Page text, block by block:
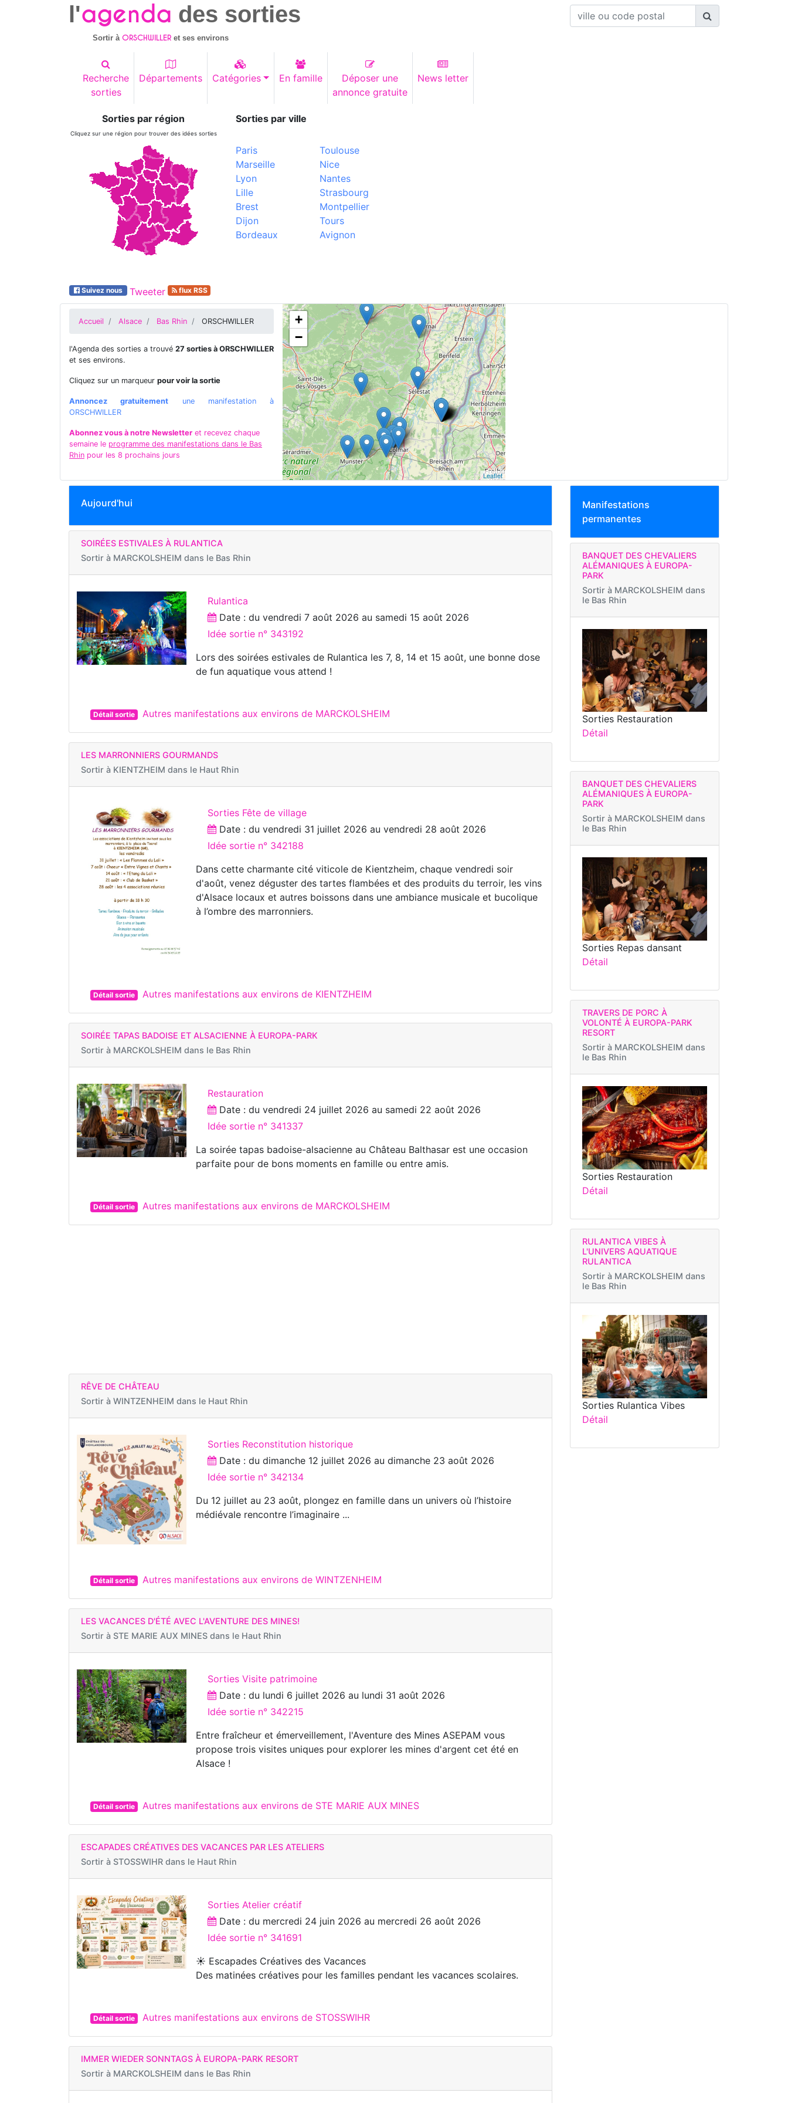
l'agenda des sorties
Sortir àORSCHWILLER et ses environs
Recherche
sorties
Départements Catégories En famille
Déposer une
annonce gratuite
News letter
Sorties par région
Cliquez sur une région pour trouver des idées sorties
Sorties par ville
Paris
Marseille
Lyon
Lille
Brest
Dijon
Bordeaux
Toulouse
Nice
Nantes
Strasbourg
Montpellier
Tours
Avignon
Suivez nous Tweeter flux RSS
Accueil Alsace Bas Rhin ORSCHWILLER
l'Agenda des sorties a trouvé 27 sorties à ORSCHWILLER
et ses environs.
Cliquez sur un marqueur pour voir la sortie
Annoncez gratuitement une manifestation à
ORSCHWILLER
Abonnez vous à notre Newsletter et recevez chaque
semaine le programme des manifestations dans le Bas
Rhin pour les 8 prochains jours
+
−
Leaflet
Aujourd'hui
SOIRÉES ESTIVALES À RULANTICA
Sortir à MARCKOLSHEIM dans le Bas Rhin
Rulantica
Date : duvendredi 7 août 2026 au samedi 15 août 2026
Idée sortie n° 343192
Lors des soirées estivales de Rulantica les 7, 8, 14 et 15 août, une bonne dose
de fun aquatique vous attend !
Détail sortie Autres manifestations aux environs de MARCKOLSHEIM
LES MARRONNIERS GOURMANDS
Sortir à KIENTZHEIM dans le Haut Rhin
Sorties Fête de village
Date : duvendredi 31 juillet 2026 auvendredi 28 août 2026
Idée sortie n° 342188
Dans cette charmante cité viticole de Kientzheim, chaque vendredi soir
d'août, venez déguster des tartes flambées et des produits du terroir, les vins
d'Alsace locaux et autres boissons dans une ambiance musicale et bucolique
à l’ombre des marronniers.
Détail sortie Autres manifestations aux environs de KIENTZHEIM
SOIRÉE TAPAS BADOISE ET ALSACIENNE À EUROPA-PARK
Sortir à MARCKOLSHEIM dans le Bas Rhin
Restauration
Date : duvendredi 24 juillet 2026 au samedi 22 août 2026
Idée sortie n° 341337
La soirée tapas badoise-alsacienne au Château Balthasar est une occasion
parfaite pour de bons moments en famille ou entre amis.
Détail sortie Autres manifestations aux environs de MARCKOLSHEIM
RÊVE DE CHÂTEAU
Sortir à WINTZENHEIM dans le Haut Rhin
Sorties Reconstitution historique
Date : dudimanche 12 juillet 2026 audimanche 23 août 2026
Idée sortie n° 342134
Du 12 juillet au 23 août, plongez en famille dans un univers où l’histoire
médiévale rencontre l’imaginaire ...
Détail sortie Autres manifestations aux environs de WINTZENHEIM
LES VACANCES D'ÉTÉ AVEC L'AVENTURE DES MINES!
Sortir à STE MARIE AUX MINES dans le Haut Rhin
Sorties Visite patrimoine
Date : du lundi 6 juillet 2026 au lundi 31 août 2026
Idée sortie n° 342215
Entre fraîcheur et émerveillement, l'Aventure des Mines ASEPAM vous
propose trois visites uniques pour explorer les mines d'argent cet été en
Alsace !
Détail sortie Autres manifestations aux environs de STE MARIE AUX MINES
ESCAPADES CRÉATIVES DES VACANCES PAR LES ATELIERS
Sortir à STOSSWIHR dans le Haut Rhin
Sorties Atelier créatif
Date : du mercredi 24 juin 2026 au mercredi 26 août 2026
Idée sortie n° 341691
☀️ Escapades Créatives des Vacances
Des matinées créatives pour les familles pendant les vacances scolaires.
Détail sortie Autres manifestations aux environs de STOSSWIHR
IMMER WIEDER SONNTAGS À EUROPA-PARK RESORT
Sortir à MARCKOLSHEIM dans le Bas Rhin
Manifestations
permanentes
BANQUET DES CHEVALIERS
ALÉMANIQUES À EUROPA-
PARK
Sortir à MARCKOLSHEIM dans
le Bas Rhin
Sorties Restauration
Détail
BANQUET DES CHEVALIERS
ALÉMANIQUES À EUROPA-
PARK
Sortir à MARCKOLSHEIM dans
le Bas Rhin
Sorties Repas dansant
Détail
TRAVERS DE PORC À
VOLONTÉ À EUROPA-PARK
RESORT
Sortir à MARCKOLSHEIM dans
le Bas Rhin
Sorties Restauration
Détail
RULANTICA VIBES À
L'UNIVERS AQUATIQUE
RULANTICA
Sortir à MARCKOLSHEIM dans
le Bas Rhin
Sorties Rulantica Vibes
Détail